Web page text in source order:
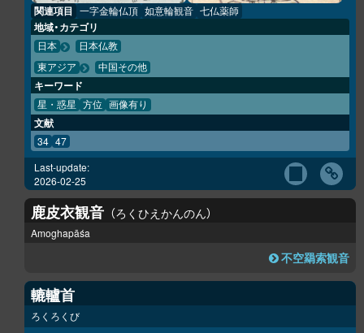
関連項目 一字金輪仏頂 如意輪観音 七仏薬師
地域・カテゴリ
日本
日本仏教
東アジア
中国その他
キーワード
星・惑星 方位 画像有り
文献
34 47
Last-update:
2026-02-25
鹿皮衣観音 ろくひえかんのん
Amoghapāśa
不空羂索観音
轆轤首
ろくろくび